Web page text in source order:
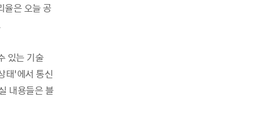
율은 오늘 공
있는 기술
태’에서 통신
내용들은 블